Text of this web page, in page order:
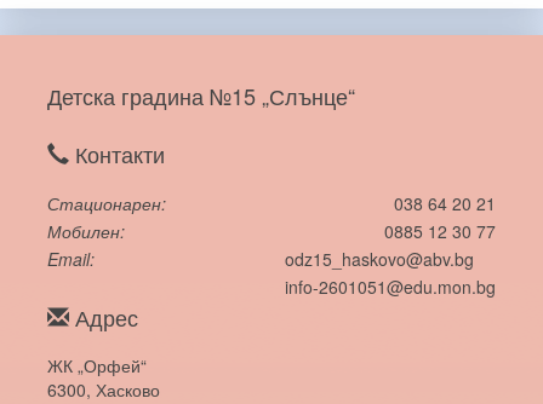
Детска градина №15 „Слънце“
Контакти
Стационарен
038 64 20 21
Мобилен
0885 12 30 77
Email
odz15_haskovo@abv.bg
info-2601051@edu.mon.bg
Адрес
ЖК „Орфей“
6300, Хасково